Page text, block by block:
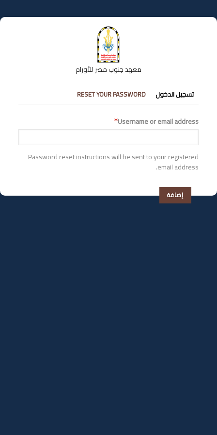
إلى
المحتوى
معهد جنوب مصر للأورام
التبويبات
الأساسية
تسجيل الدخول RESET YOUR PASSWORD
Username or email address
Password reset instructions will be sent to your registered
email address.